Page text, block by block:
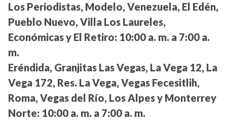
Los Periodistas, Modelo, Venezuela, El Edén,
Pueblo Nuevo, Villa Los Laureles,
Económicas y El Retiro: 10:00 a. m. a 7:00 a.
m.
Eréndida, Granjitas Las Vegas, La Vega 12, La
Vega 172, Res. La Vega, Vegas Fecesitlih,
Roma, Vegas del Río, Los Alpes y Monterrey
Norte: 10:00 a. m. a 7:00 a. m.